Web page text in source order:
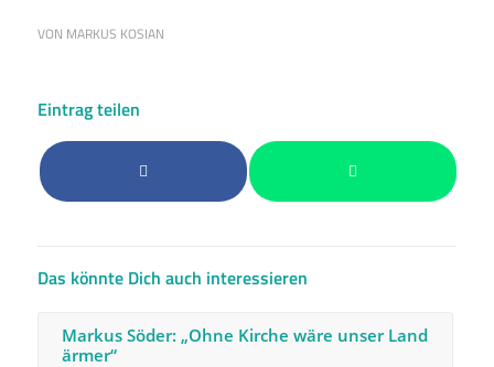
VON MARKUS KOSIAN
Eintrag teilen
Das könnte Dich auch interessieren
Markus Söder: „Ohne Kirche wäre unser Land
ärmer“